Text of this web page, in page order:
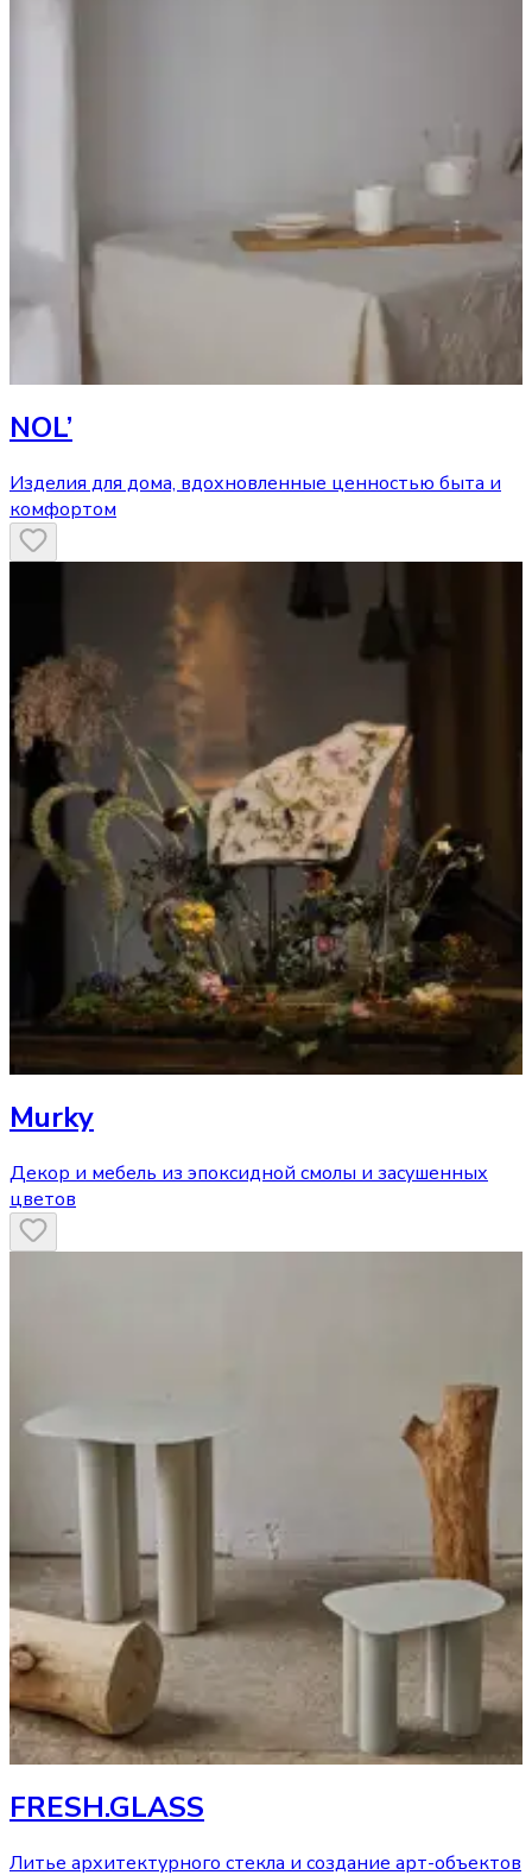
NOL’
Изделия для дома, вдохновленные ценностью быта и
комфортом
Murky
Декор и мебель из эпоксидной смолы и засушенных
цветов
FRESH.GLASS
Литье архитектурного стекла и создание арт-объектов